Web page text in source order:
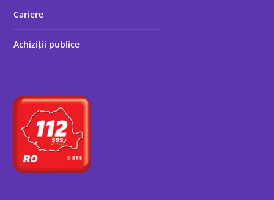
Cariere
Achiziții publice